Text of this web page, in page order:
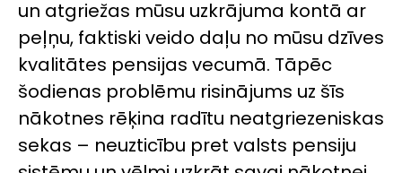
un atgriežas mūsu uzkrājuma kontā ar
peļņu, faktiski veido daļu no mūsu dzīves
kvalitātes pensijas vecumā. Tāpēc
šodienas problēmu risinājums uz šīs
nākotnes rēķina radītu neatgriezeniskas
sekas – neuzticību pret valsts pensiju